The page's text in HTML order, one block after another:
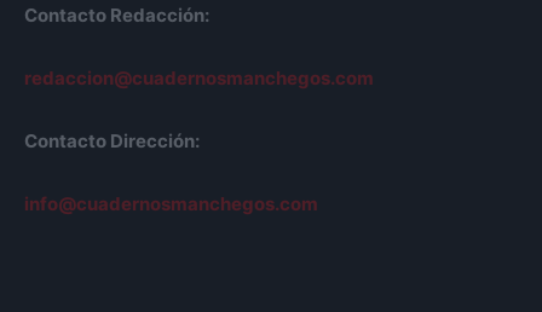
Contacto Redacción:
redaccion@cuadernosmanchegos.com
Contacto Dirección:
info@cuadernosmanchegos.com